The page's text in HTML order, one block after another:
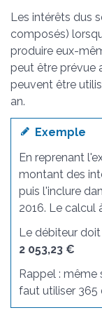
Les intérêts dus
composés)
produire eux-
peut être prévue
peuvent être
an.
Exemple
En reprenant
montant des
puis l'inclure
2016. Le calcul
Le débiteur
2 053,23 €
Rappel : même
faut utiliser 365